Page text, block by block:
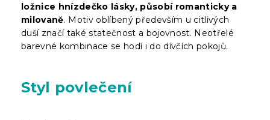
ložnice hnízdečko lásky, působí romanticky a
milovaně. Motiv oblíbený především u citlivých
duší značí také statečnost a bojovnost. Neotřelé
barevné kombinace se hodí i do dívčích pokojů.
Styl povlečení